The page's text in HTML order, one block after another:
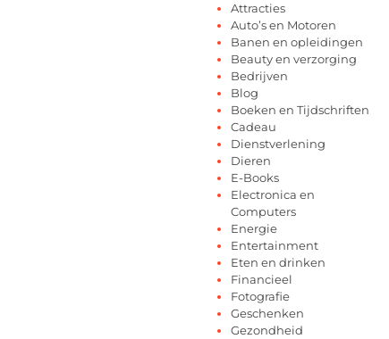
Attracties
Auto’s en Motoren
Banen en opleidingen
Beauty en verzorging
Bedrijven
Blog
Boeken en Tijdschriften
Cadeau
Dienstverlening
Dieren
E-Books
Electronica en
Computers
Energie
Entertainment
Eten en drinken
Financieel
Fotografie
Geschenken
Gezondheid